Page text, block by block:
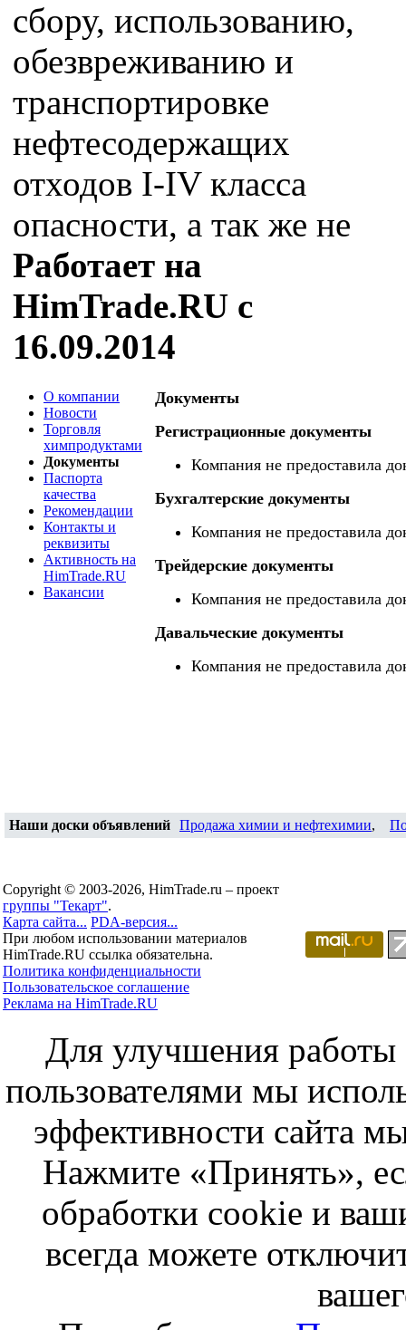
сбору, использованию,
обезвреживанию и
транспортировке
нефтесодержащих
отходов I-IV класса
опасности, а так же не
Работает на
HimTrade.RU с
16.09.2014
О компании
Новости
Торговля
химпродуктами
Документы
Паспорта
качества
Рекомендации
Контакты и
реквизиты
Активность на
HimTrade.RU
Вакансии
Документы
Регистрационные документы
Компания не предоставила
Бухгалтерские документы
Компания не предоставила
Трейдерские документы
Компания не предоставила
Давальческие документы
Компания не предоставила
Наши доски объявлений Продажа химии и нефтехимии,
Copyright © 2003-2026, HimTrade.ru – проект
группы "Текарт".
Карта сайта... PDA-версия...
При любом использовании материалов
HimTrade.RU ссылка обязательна.
Политика конфиденциальности
Пользовательское соглашение
Реклама на HimTrade.RU
Для улучшения работы
пользователями мы
эффективности сайта
Нажмите «Принять»,
обработки cookie и
всегда можете